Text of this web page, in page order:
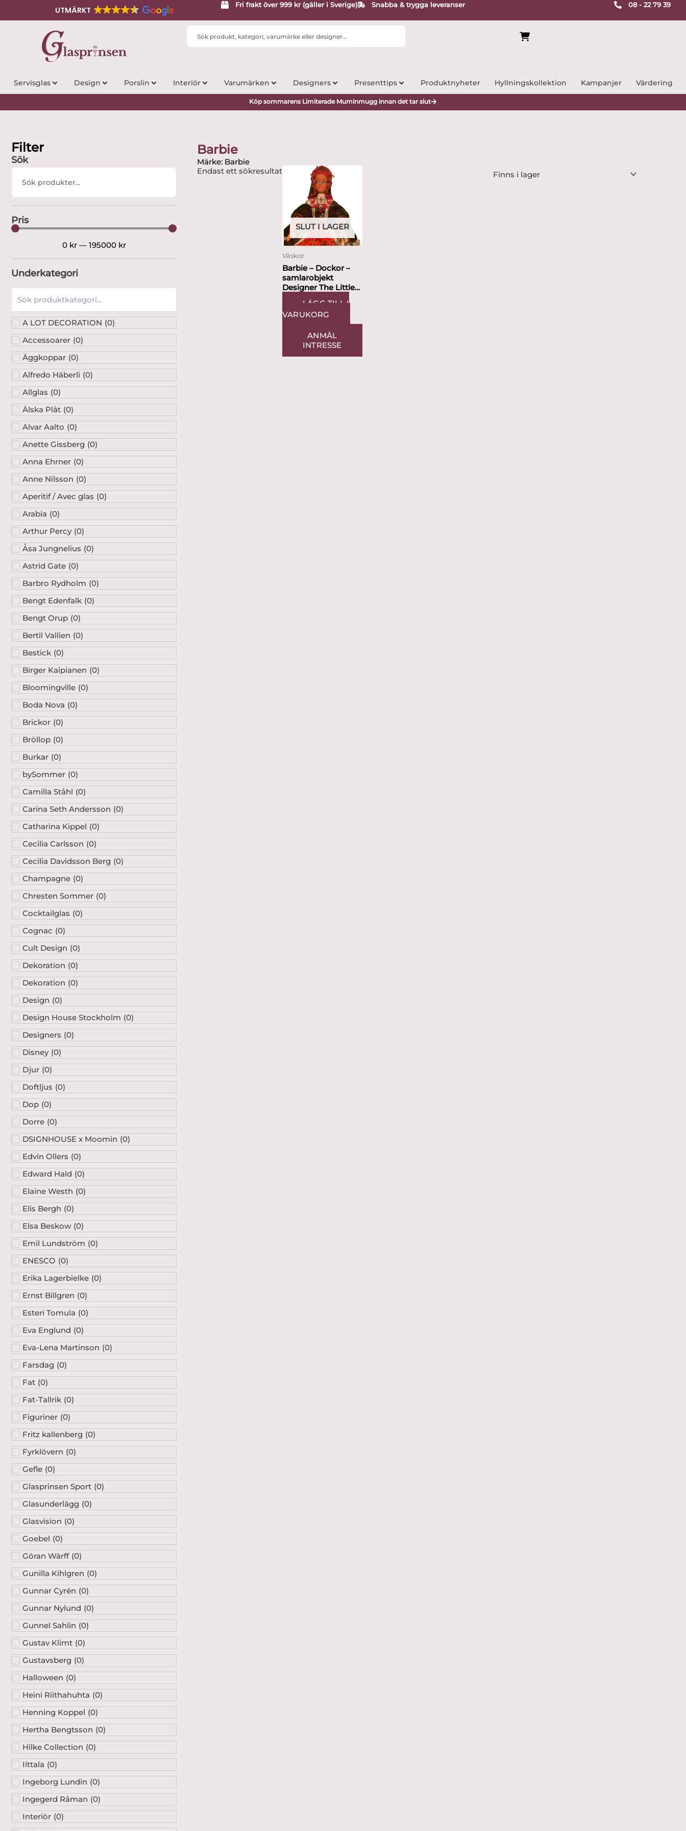
UTMÄRKT
Fri frakt över 999 kr (gäller i Sverige) Snabba & trygga leveranser 08 - 22 79 39
Search
Servisglas Design Porslin Interiör Varumärken Designers Presenttips Produktnyheter Hyllningskollektion Kampanjer Värdering
Köp sommarens Limiterade Muminmugg innan det tar slut
Filter
Sök
Search
Pris
0 kr— 195000 kr
Underkategori
A LOT DECORATION (0)
Accessoarer (0)
Äggkoppar (0)
Alfredo Häberli (0)
Allglas (0)
Älska Plåt (0)
Alvar Aalto (0)
Anette Gissberg (0)
Anna Ehrner (0)
Anne Nilsson (0)
Aperitif / Avec glas (0)
Arabia (0)
Arthur Percy (0)
Åsa Jungnelius (0)
Astrid Gate (0)
Barbro Rydholm (0)
Bengt Edenfalk (0)
Bengt Orup (0)
Bertil Vallien (0)
Bestick (0)
Birger Kaipianen (0)
Bloomingville (0)
Boda Nova (0)
Brickor (0)
Bröllop (0)
Burkar (0)
bySommer (0)
Camilla Ståhl (0)
Carina Seth Andersson (0)
Catharina Kippel (0)
Cecilia Carlsson (0)
Cecilia Davidsson Berg (0)
Champagne (0)
Chresten Sommer (0)
Cocktailglas (0)
Cognac (0)
Cult Design (0)
Dekoration (0)
Dekoration (0)
Design (0)
Design House Stockholm (0)
Designers (0)
Disney (0)
Djur (0)
Doftljus (0)
Dop (0)
Dorre (0)
DSIGNHOUSE x Moomin (0)
Edvin Ollers (0)
Edward Hald (0)
Elaine Westh (0)
Elis Bergh (0)
Elsa Beskow (0)
Emil Lundström (0)
ENESCO (0)
Erika Lagerbielke (0)
Ernst Billgren (0)
Esteri Tomula (0)
Eva Englund (0)
Eva-Lena Martinson (0)
Farsdag (0)
Fat (0)
Fat-Tallrik (0)
Figuriner (0)
Fritz kallenberg (0)
Fyrklövern (0)
Gefle (0)
Glasprinsen Sport (0)
Glasunderlägg (0)
Glasvision (0)
Goebel (0)
Göran Wärff (0)
Gunilla Kihlgren (0)
Gunnar Cyrén (0)
Gunnar Nylund (0)
Gunnel Sahlin (0)
Gustav Klimt (0)
Gustavsberg (0)
Halloween (0)
Heini Riithahuhta (0)
Henning Koppel (0)
Hertha Bengtsson (0)
Hilke Collection (0)
Iittala (0)
Ingeborg Lundin (0)
Ingegerd Råman (0)
Interiör (0)
Barbie
Märke: Barbie
Endast ett sökresultat
SLUT I LAGER
Väskor
Barbie – Dockor –
samlarobjekt
Designer The Little
LÄGG TILL I
VARUKORG
ANMÄL
INTRESSE